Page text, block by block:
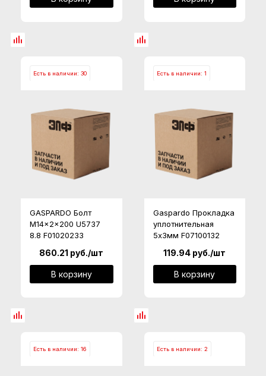
Есть в наличии: 30
GASPARDO Болт
M14x2x200 U5737
8.8 F01020233
860.21 руб./шт
В корзину
Есть в наличии: 1
Gaspardo Прокладка
уплотнительная
5х3мм F07100132
119.94 руб./шт
В корзину
Есть в наличии: 16 Есть в наличии: 2